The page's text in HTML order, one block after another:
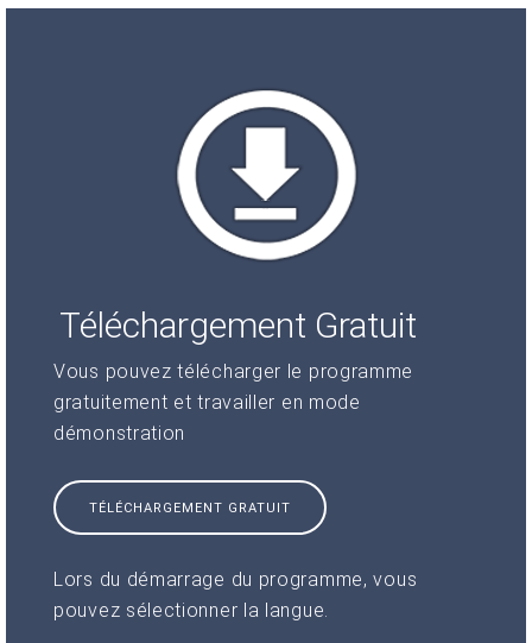
Téléchargement Gratuit
Vous pouvez télécharger le programme
gratuitement et travailler en mode
démonstration
TÉLÉCHARGEMENT GRATUIT
Lors du démarrage du programme, vous
pouvez sélectionner la langue.